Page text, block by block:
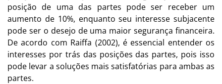
posição de uma das partes pode ser receber um
aumento de 10%, enquanto seu interesse subjacente
pode ser o desejo de uma maior segurança financeira.
De acordo com Raiffa (2002), é essencial entender os
interesses por trás das posições das partes, pois isso
pode levar a soluções mais satisfatórias para ambas as
partes.